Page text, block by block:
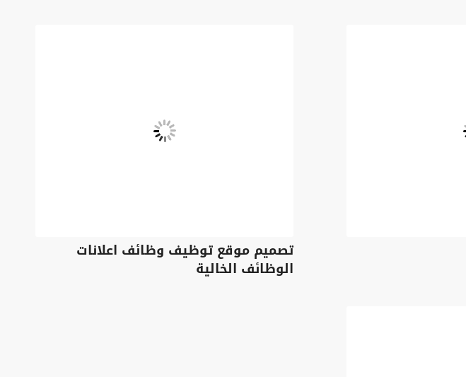
تصميم موقع توظيف وظائف اعلانات
الوظائف الخالية